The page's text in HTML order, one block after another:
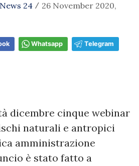
24 / 26 November 2020,
Whatsapp Telegram
dicembre cinque webinar
naturali e antropici
amministrazione
è stato fatto a